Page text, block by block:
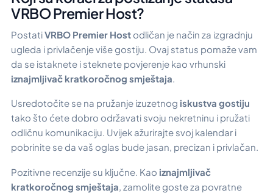
VRBO Premier Host?
PostatiVRBO Premier Host odličan je način za izgradnju
ugleda i privlačenje više gostiju. Ovaj status pomaže vam
da se istaknete i steknete povjerenje kao vrhunski
iznajmljivač kratkoročnog smještaja
Usredotočite se na pružanje izuzetnog iskustva gostiju
tako što ćete dobro održavati svoju nekretninu i pružati
odličnu komunikaciju. Uvijek ažurirajte svoj kalendar i
pobrinite se da vaš oglas bude jasan, precizan i privlačan.
Pozitivne recenzije su ključne. Kao iznajmljivač
kratkoročnog smještaja , zamolite goste za povratne